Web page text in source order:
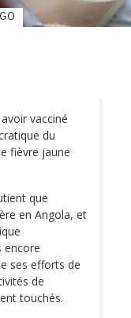
vacciné
du
fièvre jaune
que
en Angola, et
encore
ses efforts de
de
touchés.